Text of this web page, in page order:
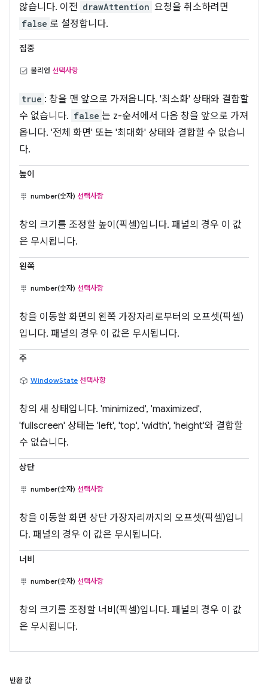
않습니다. 이전 drawAttention 요청을 취소하려면
false 로 설정합니다.
집중
불리언 선택사항
true : 창을 맨 앞으로 가져옵니다. '최소화' 상태와 결합할
수 없습니다. false 는 z-순서에서 다음 창을 앞으로 가져
옵니다. '전체 화면' 또는 '최대화' 상태와 결합할 수 없습니
다.
높이
number(숫자) 선택사항
창의 크기를 조정할 높이(픽셀)입니다. 패널의 경우 이 값
은 무시됩니다.
왼쪽
number(숫자) 선택사항
창을 이동할 화면의 왼쪽 가장자리로부터의 오프셋(픽셀)
입니다. 패널의 경우 이 값은 무시됩니다.
주
WindowState 선택사항
창의 새 상태입니다. 'minimized', 'maximized',
'fullscreen' 상태는 'left', 'top', 'width', 'height'와 결합할
수 없습니다.
상단
number(숫자) 선택사항
창을 이동할 화면 상단 가장자리까지의 오프셋(픽셀)입니
다. 패널의 경우 이 값은 무시됩니다.
너비
number(숫자) 선택사항
창의 크기를 조정할 너비(픽셀)입니다. 패널의 경우 이 값
은 무시됩니다.
반환 값